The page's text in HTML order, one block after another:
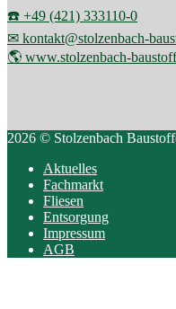
☎️ +49 (421) 333110-0
✉ kontakt@stolzenbach-
🌎 www.stolzenbach-
2026 © Stolzenbach
Aktuelles
Fachmarkt
Fliesen
Entsorgung
Impressum
AGB